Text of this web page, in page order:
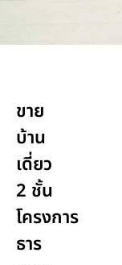
ขาย
บ้าน
เดี่ยว
2 ชั้น
โครงการ
ธาร